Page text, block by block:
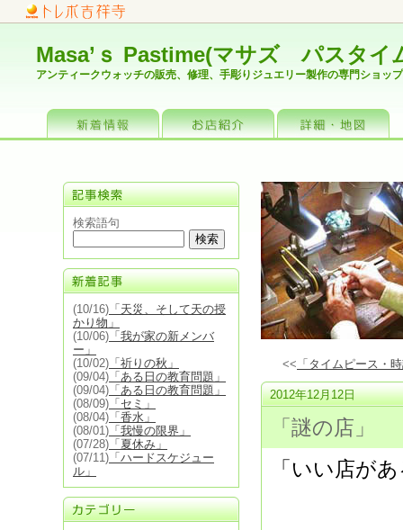
Masa’ｓ Pastime(マサズ パスタイ
アンティークウォッチの販売、修理、手彫りジュエリー製作の専門ショッ
お店情報 詳細・地図
検索語句
(10/16) 「天災、そして天の授
かり物」
(10/06) 「我が家の新メンバ
ー」
(10/02) 「祈りの秋」
(09/04) 「ある日の教育問題」
(09/04) 「ある日の教育問題」
(08/09) 「セミ」
(08/04) 「香水」
(08/01) 「我慢の限界」
(07/28) 「夏休み」
(07/11) 「ハードスケジュー
ル」
<< 「タイムピース・
2012年12月12日
「謎の店」
「いい店が